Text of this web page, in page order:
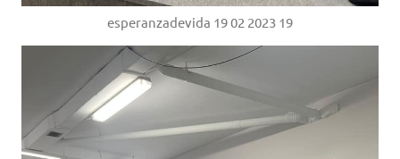
esperanzadevida 19 02 2023 19